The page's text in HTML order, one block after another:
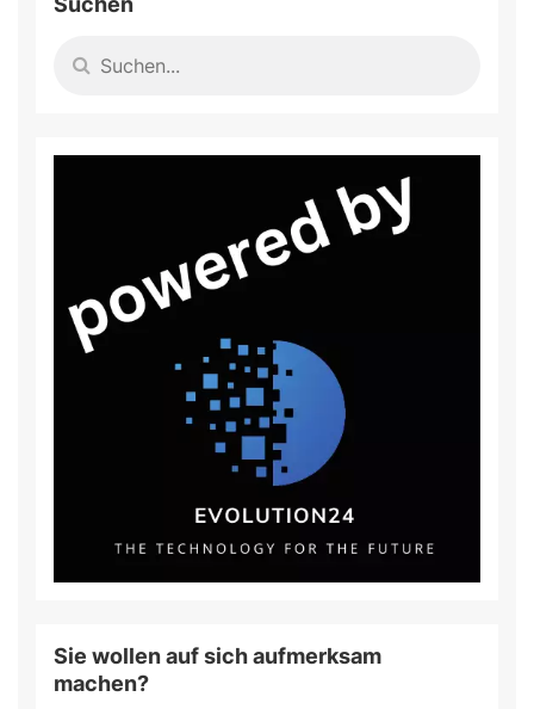
Sie wollen auf sich aufmerksam
machen?